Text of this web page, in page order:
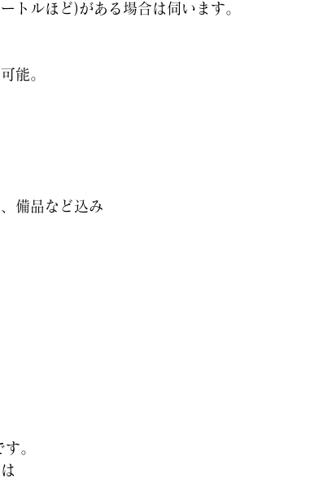
トルほど)がある場合は伺います。
能。
備品など込み
。